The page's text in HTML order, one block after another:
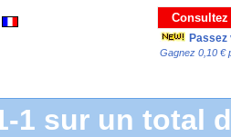
Consultez
Gagnez 0,10 €
1 sur un total